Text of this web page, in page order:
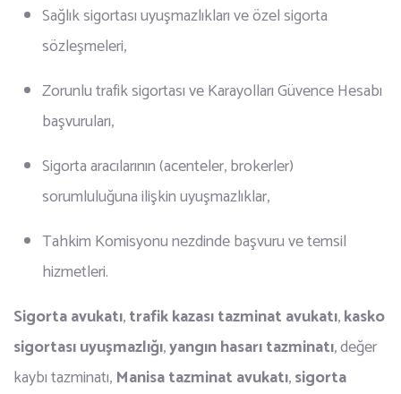
Sağlık sigortası uyuşmazlıkları ve özel sigorta
sözleşmeleri,
Zorunlu trafik sigortası ve Karayolları Güvence Hesabı
başvuruları,
Sigorta aracılarının (acenteler, brokerler)
sorumluluğuna ilişkin uyuşmazlıklar,
Tahkim Komisyonu nezdinde başvuru ve temsil
hizmetleri.
Sigorta avukatı,trafik kazası tazminat avukatı,kasko
sigortası uyuşmazlığı,yangın hasarı tazminatı, değer
kaybı tazminatı, Manisa tazminat avukatı,sigorta